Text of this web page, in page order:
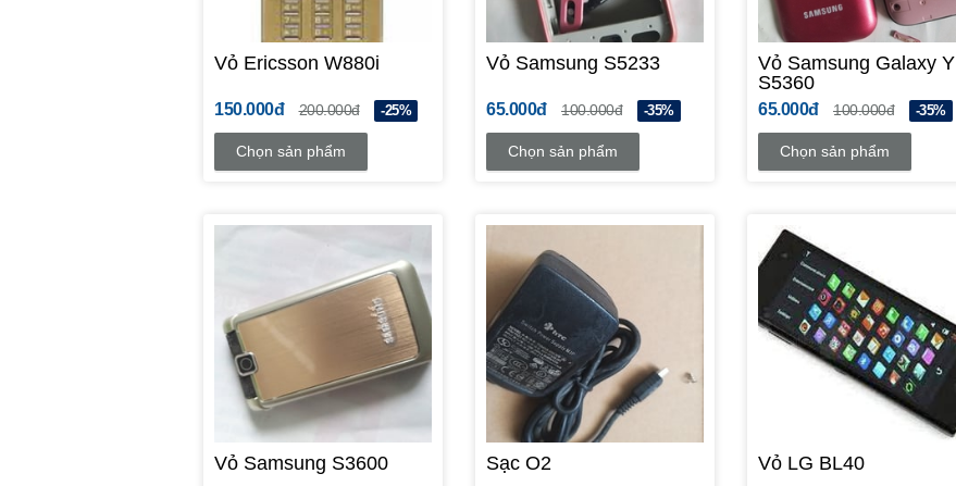
Vỏ Ericsson W880i
150.000đ 200.000đ -25%
Chọn sản phẩm
Vỏ Samsung S5233
65.000đ 100.000đ -35%
Chọn sản phẩm
Vỏ Samsung Galaxy Y
S5360
65.000đ 100.000đ -35%
Chọn sản phẩm
Vỏ Samsung S3600 Sạc O2 Vỏ LG BL40